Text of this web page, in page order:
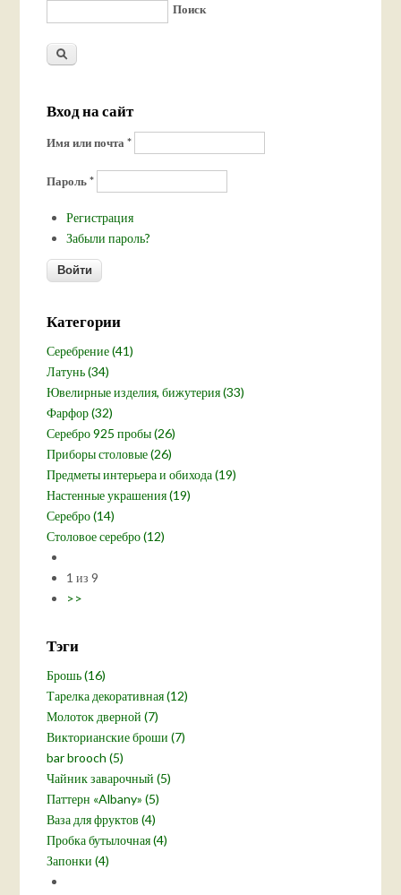
Поиск
Вход на сайт
Имя или почта*
Пароль*
Регистрация
Забыли пароль?
Категории
Серебрение (41)
Латунь (34)
Ювелирные изделия, бижутерия (33)
Фарфор (32)
Серебро 925 пробы (26)
Приборы столовые (26)
Предметы интерьера и обихода (19)
Настенные украшения (19)
Серебро (14)
Столовое серебро (12)
1 из 9
>>
Тэги
Брошь (16)
Тарелка декоративная (12)
Молоток дверной (7)
Викторианские броши (7)
bar brooch (5)
Чайник заварочный (5)
Паттерн «Albany» (5)
Ваза для фруктов (4)
Пробка бутылочная (4)
Запонки (4)